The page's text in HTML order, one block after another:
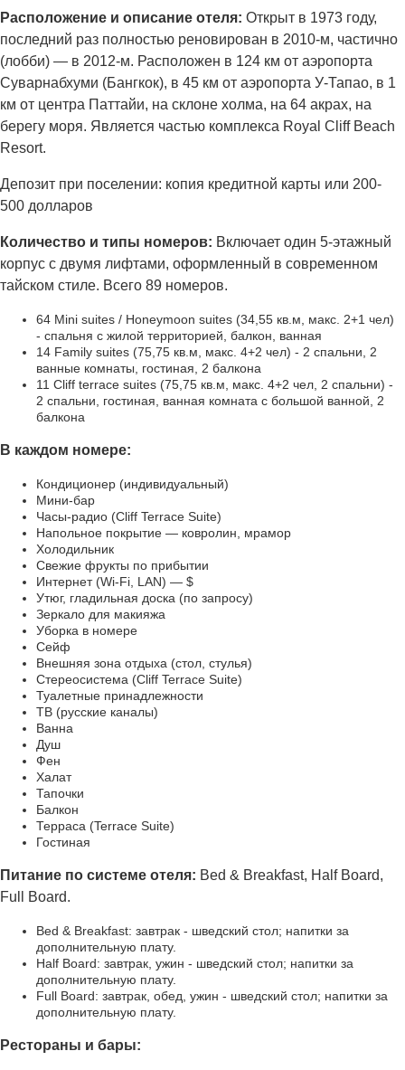
Расположение и описание отеля: Открыт в 1973 году,
последний раз полностью реновирован в 2010-м, частично
(лобби) — в 2012-м. Расположен в 124 км от аэропорта
Суварнабхуми (Бангкок), в 45 км от аэропорта У-Тапао, в 1
км от центра Паттайи, на склоне холма, на 64 акрах, на
берегу моря. Является частью комплекса Royal Cliff Beach
Resort.
Депозит при поселении: копия кредитной карты или 200-
500 долларов
Количество и типы номеров: Включает один 5-этажный
корпус с двумя лифтами, оформленный в современном
тайском стиле. Всего 89 номеров.
64 Mini suites / Honeymoon suites (34,55 кв.м, макс. 2+1 чел)
- спальня с жилой территорией, балкон, ванная
14 Family suites (75,75 кв.м, макс. 4+2 чел) - 2 спальни, 2
ванные комнаты, гостиная, 2 балкона
11 Cliff terrace suites (75,75 кв.м, макс. 4+2 чел, 2 спальни) -
2 спальни, гостиная, ванная комната с большой ванной, 2
балкона
В каждом номере:
Кондиционер (индивидуальный)
Мини-бар
Часы-радио (Cliff Terrace Suite)
Напольное покрытие — ковролин, мрамор
Холодильник
Свежие фрукты по прибытии
Интернет (Wi-Fi, LAN) — $
Утюг, гладильная доска (по запросу)
Зеркало для макияжа
Уборка в номере
Сейф
Внешняя зона отдыха (стол, стулья)
Стереосистема (Cliff Terrace Suite)
Туалетные принадлежности
ТВ (русские каналы)
Ванна
Душ
Фен
Халат
Тапочки
Балкон
Терраса (Terrace Suite)
Гостиная
Питание по системе отеля: Bed & Breakfast, Half Board,
Full Board.
Bed & Breakfast: завтрак - шведский стол; напитки за
дополнительную плату.
Half Board: завтрак, ужин - шведский стол; напитки за
дополнительную плату.
Full Board: завтрак, обед, ужин - шведский стол; напитки за
дополнительную плату.
Рестораны и бары: